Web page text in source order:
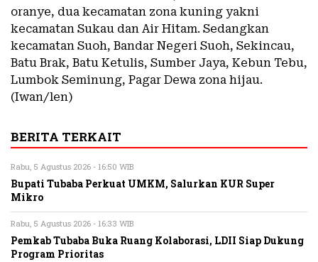
oranye, dua kecamatan zona kuning yakni
kecamatan Sukau dan Air Hitam. Sedangkan
kecamatan Suoh, Bandar Negeri Suoh, Sekincau,
Batu Brak, Batu Ketulis, Sumber Jaya, Kebun Tebu,
Lumbok Seminung, Pagar Dewa zona hijau.
(Iwan/len)
BERITA TERKAIT
Rabu, 5 Agustus 2026 - 16:50 WIB
Bupati Tubaba Perkuat UMKM, Salurkan KUR Super
Mikro
Rabu, 5 Agustus 2026 - 16:33 WIB
Pemkab Tubaba Buka Ruang Kolaborasi, LDII Siap Dukung
Program Prioritas